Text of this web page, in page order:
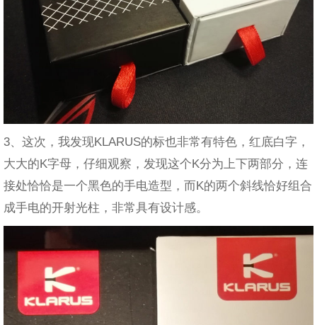
3、这次，我发现KLARUS的标也非常有特色，红底白字，
大大的K字母，仔细观察，发现这个K分为上下两部分，连
接处恰恰是一个黑色的手电造型，而K的两个斜线恰好组合
成手电的开射光柱，非常具有设计感。